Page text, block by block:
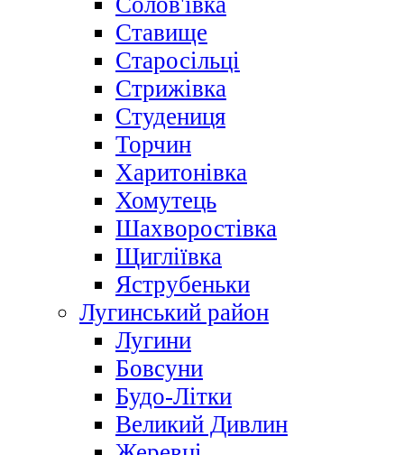
Ставище
Старосільці
Стрижівка
Студениця
Торчин
Харитонівка
Хомутець
Шахворостівка
Щигліївка
Яструбеньки
Лугинський район
Лугини
Бовсуни
Будо-Літки
Великий Дивлин